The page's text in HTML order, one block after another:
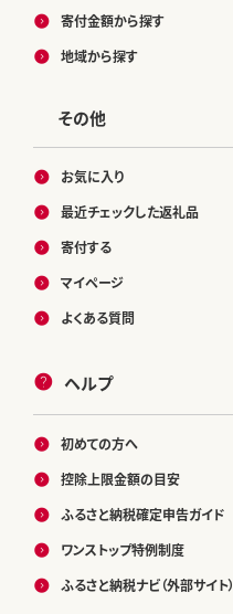
寄付金額から探す
地域から探す
その他
お気に入り
最近チェックした返礼品
寄付する
マイページ
よくある質問
ヘルプ
初めての方へ
控除上限金額の目安
ふるさと納税確定申告ガイド
ワンストップ特例制度
ふるさと納税ナビ（外部サイト）